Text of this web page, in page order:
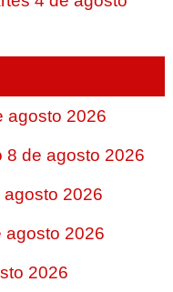
agosto 2026
8 de agosto 2026
agosto 2026
agosto 2026
2026